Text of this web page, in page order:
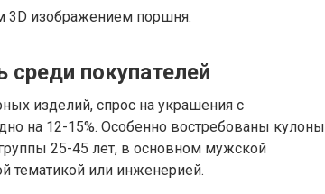
изображением поршня.
среди покупателей
изделий, спрос на украшения с
на 12-15%. Особенно востребованы кулоны
25-45 лет, в основном мужской
тематикой или инженерией.